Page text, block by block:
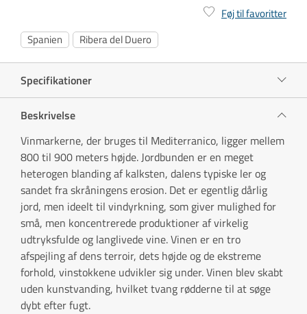
Føj til favoritter
Spanien
Ribera del Duero
Specifikationer
Beskrivelse
Vinmarkerne, der bruges til Mediterranico, ligger mellem
800 til 900 meters højde. Jordbunden er en meget
heterogen blanding af kalksten, dalens typiske ler og
sandet fra skråningens erosion. Det er egentlig dårlig
jord, men ideelt til vindyrkning, som giver mulighed for
små, men koncentrerede produktioner af virkelig
udtryksfulde og langlivede vine. Vinen er en tro
afspejling af dens terroir, dets højde og de ekstreme
forhold, vinstokkene udvikler sig under. Vinen blev skabt
uden kunstvanding, hvilket tvang rødderne til at søge
dybt efter fugt.